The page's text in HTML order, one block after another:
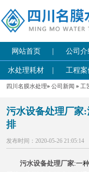
网站首页 | 公司介
水处理耗材 | 工程案
四川名膜水处理»公司新闻 »工
污水设备处理厂家
排
发布时间：2020-05-26 21:05:14
污水设备处理厂家:一